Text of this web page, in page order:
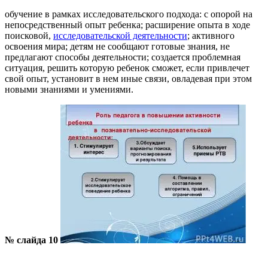
обучение в рамках исследовательского подхода: с опорой на
непосредственный опыт ребенка; расширение опыта в ходе
поисковой, исследовательской деятельности; активного
освоения мира; детям не сообщают готовые знания, не
предлагают способы деятельности; создается проблемная
ситуация, решить которую ребенок сможет, если привлечет
свой опыт, установит в нем иные связи, овладевая при этом
новыми знаниями и умениями.
№ слайда 10